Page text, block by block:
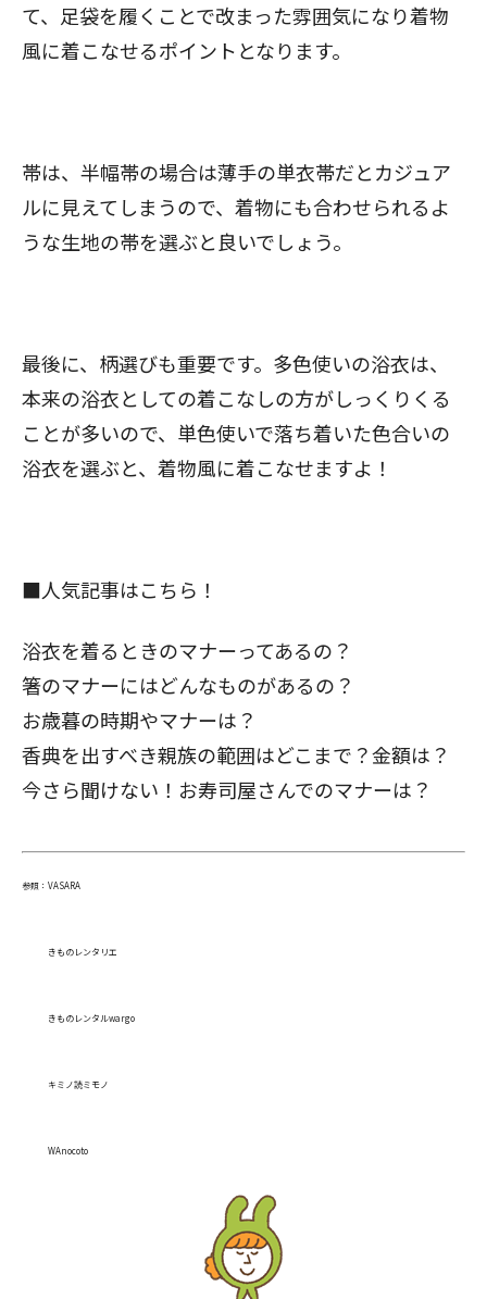
て、足袋を履くことで改まった雰囲気になり着物
風に着こなせるポイントとなります。
帯は、半幅帯の場合は薄手の単衣帯だとカジュア
ルに見えてしまうので、着物にも合わせられるよ
うな生地の帯を選ぶと良いでしょう。
最後に、柄選びも重要です。多色使いの浴衣は、
本来の浴衣としての着こなしの方がしっくりくる
ことが多いので、単色使いで落ち着いた色合いの
浴衣を選ぶと、着物風に着こなせますよ！
■人気記事はこちら！
浴衣を着るときのマナーってあるの？
箸のマナーにはどんなものがあるの？
お歳暮の時期やマナーは？
香典を出すべき親族の範囲はどこまで？金額は？
今さら聞けない！お寿司屋さんでのマナーは？
参照： VASARA
きものレンタリエ
きものレンタルwargo
キミノ読ミモノ
WAnocoto